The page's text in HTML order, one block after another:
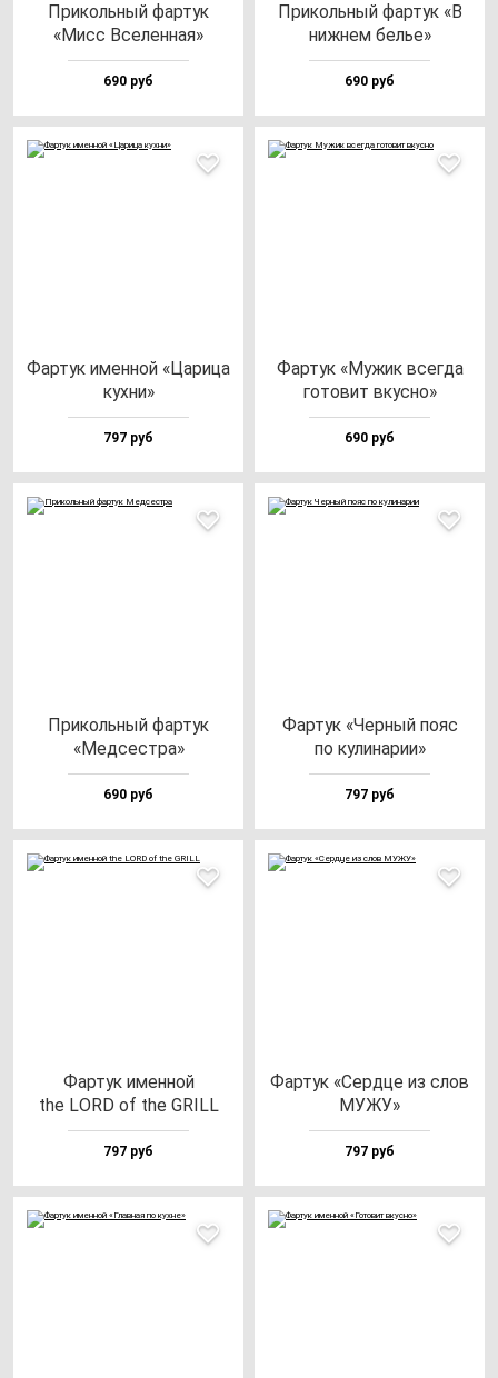
При­коль­ный фар­тук
«Мисс Все­лен­ная»
690 руб
При­коль­ный фар­тук «В
ниж­нем белье»
690 руб
Фар­тук имен­ной «Цари­ца
кух­ни»
797 руб
Фар­тук «Мужик всег­да
го­то­вит вкус­но»
690 руб
При­коль­ный фар­тук
«Мед­сес­тра»
690 руб
Фар­тук «Чер­ный по­яс
по ку­ли­на­рии»
797 руб
Фар­тук имен­ной
the LORD of the GRILL
797 руб
Фар­тук «Сер­дце из слов
МУЖУ»
797 руб